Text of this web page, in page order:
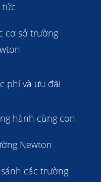
tức
cơ sở trường
phí và ưu đãi
hành cùng con
Newton
sánh các trường